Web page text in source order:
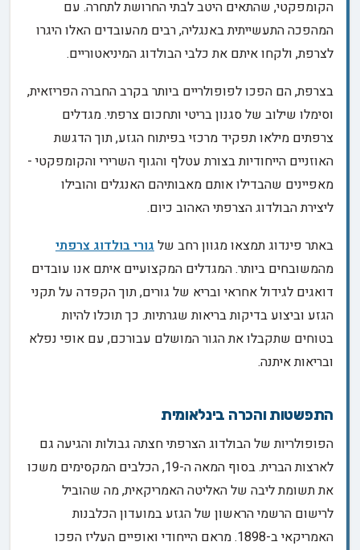
הקומפקטי, שהתאים היטב לבתי החרושת לתחרה. עם
המהפכה התעשייתית באנגליה, רבים מהעובדים האלו היגרו
לצרפת, ולקחו איתם את כלבי הבולדוג המיניאטוריים.
בצרפת, הם הפכו לפופולריים ביותר בקרב החברה הפריזאית,
וסימלו שילוב של סגנון בריטי ותחכום צרפתי. מגדלים
צרפתים מילאו תפקיד מרכזי בפיתוח הגזע, תוך הדגשת
האוזניים הייחודיות בצורת עטלף והגוף השרירי והקומפקטי -
מאפיינים שהבדילו אותם מאבותיהם האנגלים והובילו
ליצירת הבולדוג הצרפתי האהוב כיום.
באתר פינדוג תמצאו מגוון רחב שלגורי בולדוג צרפתי
מהמשובחים ביותר. המגדלים המקצועיים איתם אנו עובדים
דואגים לגידול אחראי ובריא של גורים, תוך הקפדה על תקני
הגזע וביצוע בדיקות בריאות שגרתיות. כך תוכלו להיות
בטוחים שתקבלו את הגור המושלם עבורכם, עם אופי נפלא
ובריאות איתנה.
התפשטות והכרה בינלאומית
הפופולריות של הבולדוג הצרפתי חצתה גבולות והגיעה גם
לארצות הברית. בסוף המאה ה-19, הכלבים המקסימים משכו
את תשומת ליבה של האליטה האמריקאית, מה שהוביל
לרישום הרשמי הראשון של הגזע במועדון הכלבנות
האמריקאי ב-1898. מראם הייחודי ואופיים העליז הפכו